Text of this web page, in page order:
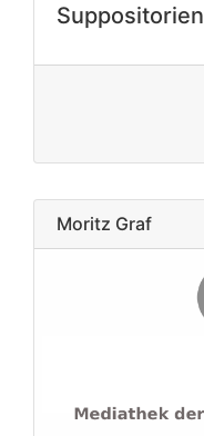
Suppositorien
Moritz Graf